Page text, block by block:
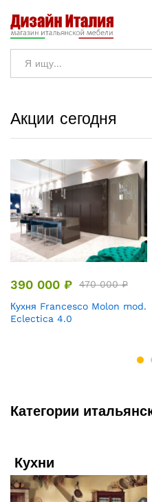
Акции сегодня
390 000 ₽ 470 000₽
Кухня Francesco Molon mod.
Eclectica 4.0
Категории
Кухни